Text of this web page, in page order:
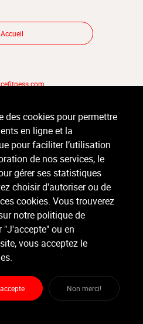
Accueil
des cookies pour permettre
en ligne et la
pour faciliter l’utilisation
de nos services, le
gérer ses statistiques
choisir d'autoriser ou de
cookies. Vous trouverez
notre politique de
ou en
vous acceptez le
Non merci!